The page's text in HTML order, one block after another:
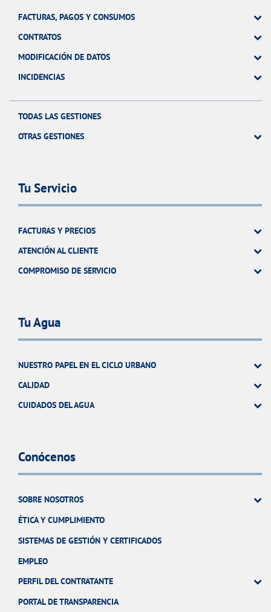
FACTURAS, PAGOS Y CONSUMOS
CONTRATOS
MODIFICACIÓN DE DATOS
INCIDENCIAS
TODAS LAS GESTIONES
OTRAS GESTIONES
Tu Servicio
FACTURAS Y PRECIOS
ATENCIÓN AL CLIENTE
COMPROMISO DE SERVICIO
Tu Agua
NUESTRO PAPEL EN EL CICLO URBANO
CALIDAD
CUIDADOS DEL AGUA
Conócenos
SOBRE NOSOTROS
ÉTICA Y CUMPLIMIENTO
SISTEMAS DE GESTIÓN Y CERTIFICADOS
EMPLEO
PERFIL DEL CONTRATANTE
PORTAL DE TRANSPARENCIA